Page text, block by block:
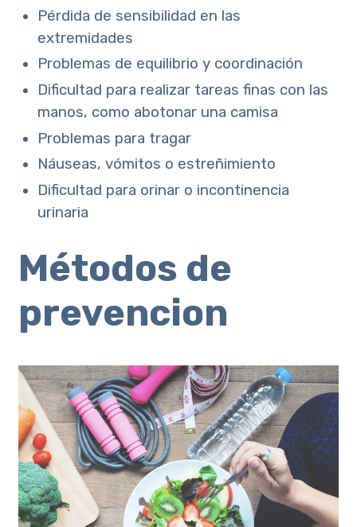
Pérdida de sensibilidad en las
extremidades
Problemas de equilibrio y coordinación
Dificultad para realizar tareas finas con las
manos, como abotonar una camisa
Problemas para tragar
Náuseas, vómitos o estreñimiento
Dificultad para orinar o incontinencia
urinaria
Métodos de
prevencion